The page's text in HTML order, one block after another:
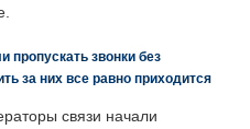
пропускать звонки без
за них все равно приходится
связи начали